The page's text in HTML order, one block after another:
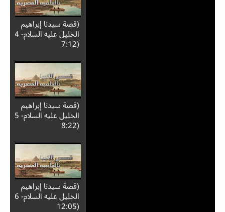
(قصة سيدنا إبراهيم
الخليل عليه السلام- 4
(7:12
(قصة سيدنا إبراهيم
الخليل عليه السلام- 5
(8:22
(قصة سيدنا إبراهيم
الخليل عليه السلام- 6
(12:05